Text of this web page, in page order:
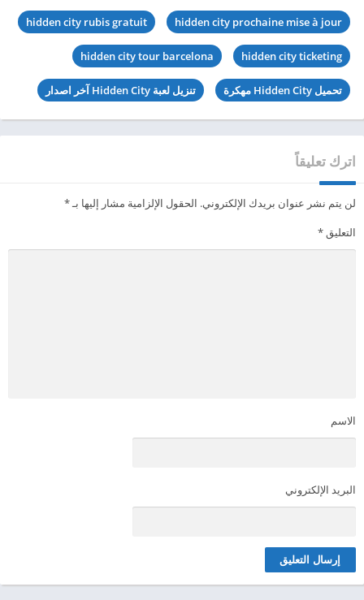
hidden city prochaine mise à jour
hidden city rubis gratuit
hidden city ticketing
hidden city tour barcelona
تحميل Hidden City مهكرة تنزيل لعبة Hidden City آخر اصدار
اترك تعليقاً
لن يتم نشر عنوان بريدك الإلكتروني. الحقول الإلزامية مشار إليها بـ*
التعليق*
الاسم
البريد الإلكتروني